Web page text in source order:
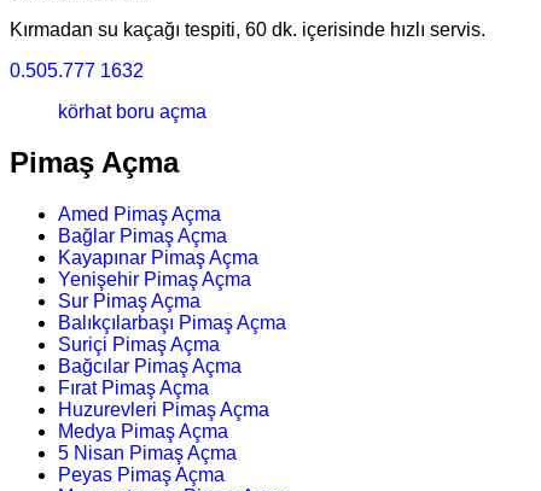
Kırmadan su kaçağı tespiti, 60 dk. içerisinde hızlı servis.
0.505.777 1632
körhat boru açma
Pimaş Açma
Amed Pimaş Açma
Bağlar Pimaş Açma
Kayapınar Pimaş Açma
Yenişehir Pimaş Açma
Sur Pimaş Açma
Balıkçılarbaşı Pimaş Açma
Suriçi Pimaş Açma
Bağcılar Pimaş Açma
Fırat Pimaş Açma
Huzurevleri Pimaş Açma
Medya Pimaş Açma
5 Nisan Pimaş Açma
Peyas Pimaş Açma